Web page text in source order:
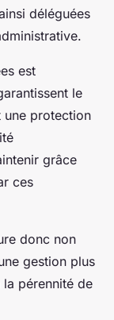
déléguées
est
le
une protection
grâce
ces
donc non
gestion plus
pérennité de